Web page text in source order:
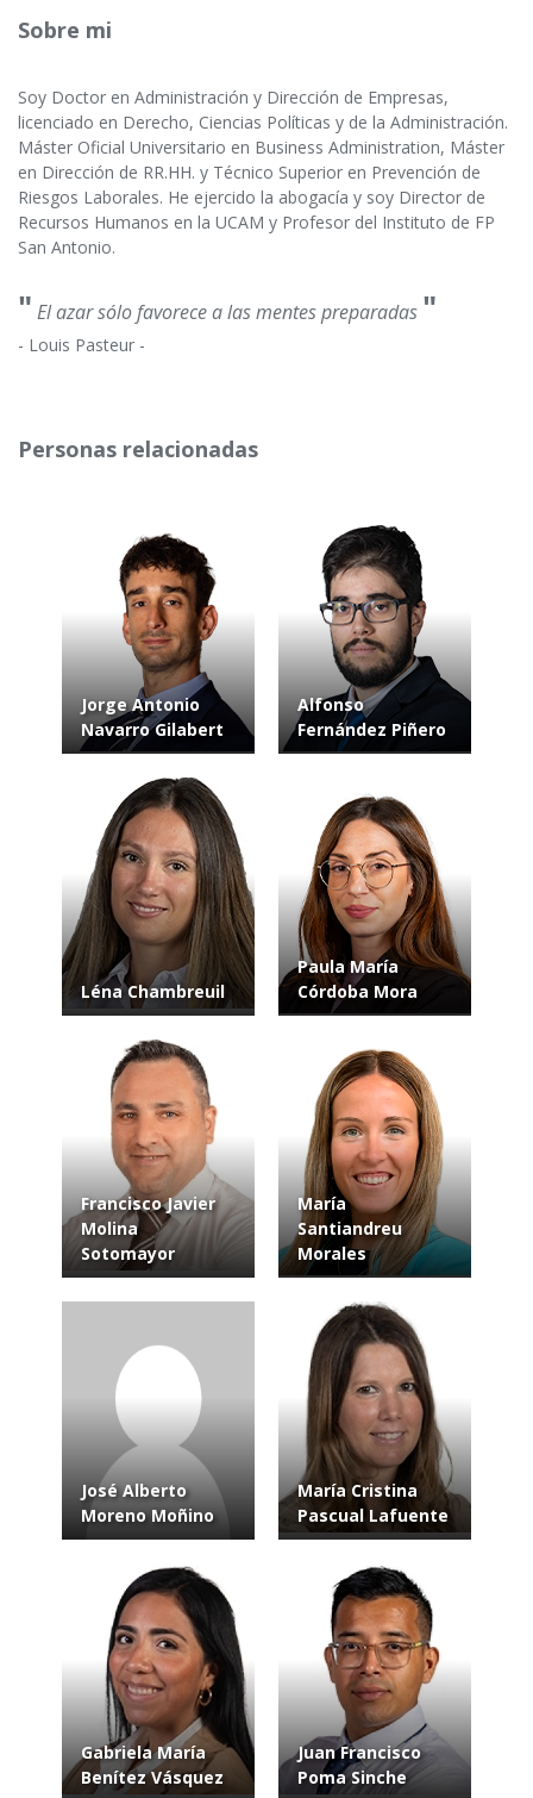
Sobre mi
Soy Doctor en Administración y Dirección de Empresas,
licenciado en Derecho, Ciencias Políticas y de la Administración.
Máster Oficial Universitario en Business Administration, Máster
en Dirección de RR.HH. y Técnico Superior en Prevención de
Riesgos Laborales. He ejercido la abogacía y soy Director de
Recursos Humanos en la UCAM y Profesor del Instituto de FP
San Antonio.
" El azar sólo favorece a las mentes preparadas "
- Louis Pasteur -
Personas relacionadas
Jorge Antonio
Navarro Gilabert
Alfonso
Fernández Piñero
Léna Chambreuil
Paula María
Córdoba Mora
Francisco Javier
Molina
Sotomayor
María
Santiandreu
Morales
José Alberto
Moreno Moñino
María Cristina
Pascual Lafuente
Gabriela María
Benítez Vásquez
Juan Francisco
Poma Sinche